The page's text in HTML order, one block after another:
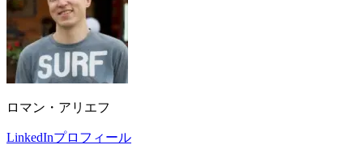
ロマン・アリエフ
LinkedInプロフィール